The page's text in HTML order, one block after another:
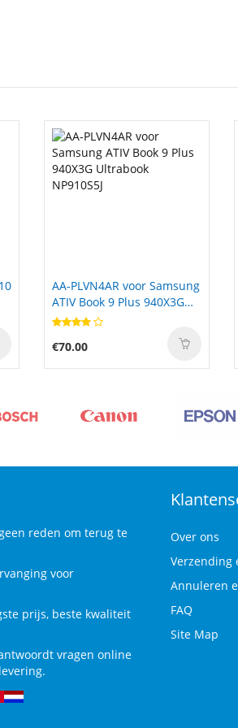
A11-200P1A voor Chicony
Clevo K790S G7 Z7-S2SP2
€93.80
reden om terug te
voor
prijs, beste kwaliteit
vragen online
Over ons
Verzending
Annuleren
FAQ
Site Map